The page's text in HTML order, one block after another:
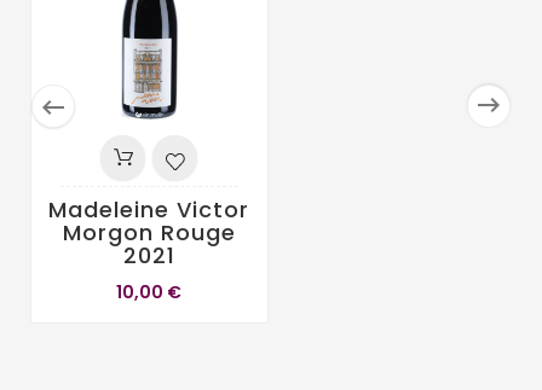
 
Madeleine Victor
Morgon Rouge
2021
10,00 €